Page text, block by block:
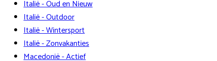
Italië - Oud en Nieuw
Italië - Outdoor
Italië - Wintersport
Italië - Zonvakanties
Macedonië - Actief